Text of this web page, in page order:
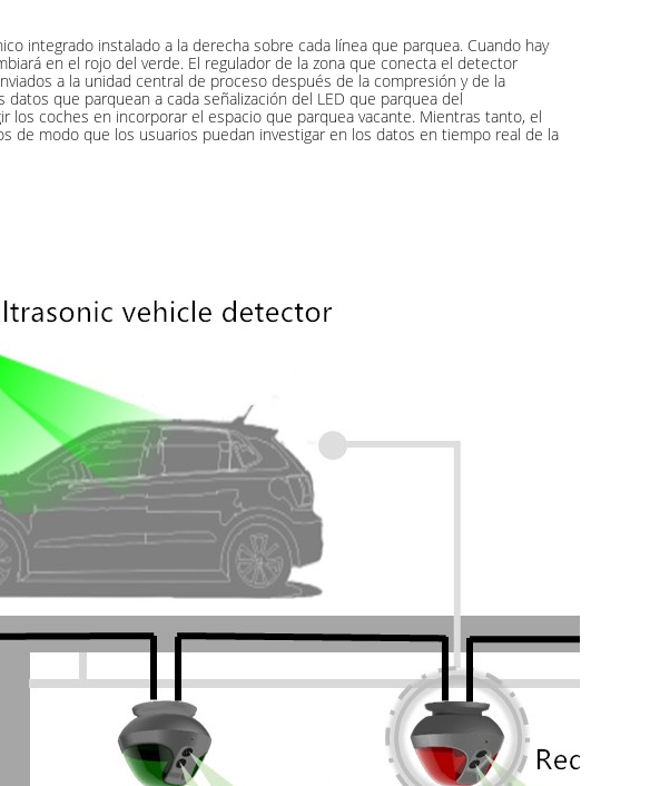
integrado instalado a la derecha sobre cada línea que parquea. Cuando hay
en el rojo del verde. El regulador de la zona que conecta el detector
a la unidad central de proceso después de la compresión y de la
que parquean a cada señalización del LED que parquea del
coches en incorporar el espacio que parquea vacante. Mientras tanto, el
de modo que los usuarios puedan investigar en los datos en tiempo real de la